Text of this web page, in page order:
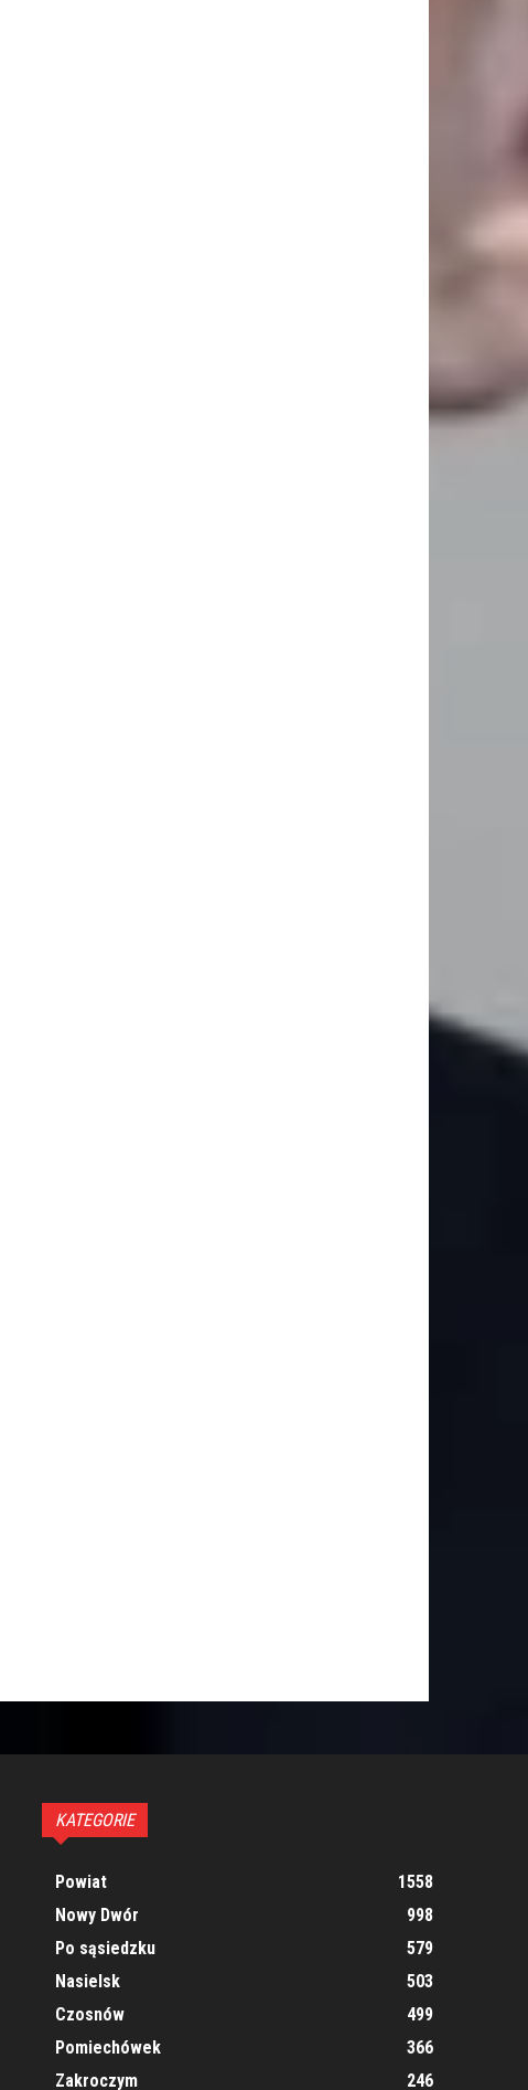
KATEGORIE
Powiat
1558
Nowy Dwór
998
Po sąsiedzku
579
Nasielsk
503
Czosnów
499
Pomiechówek
366
Zakroczym
246